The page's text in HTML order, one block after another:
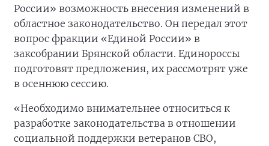
России» возможность внесения изменений в
областное законодательство. Он передал этот
вопрос фракции «Единой России» в
заксобрании Брянской области. Единороссы
подготовят предложения, их рассмотрят уже
в осеннюю сессию.
«Необходимо внимательнее относиться к
разработке законодательства в отношении
социальной поддержки ветеранов СВО,